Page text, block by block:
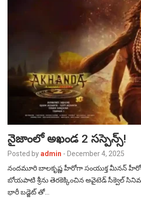
నైజాంలో అఖండ 2 సస్పెన్స్!
Posted byadmin - December 4, 2025
నందమూరి బాలకృష్ణ హీరోగా సంయుక్త మీనన్
బోయపాటి శ్రీను తెరకెక్కించిన అవైటెడ్ సీక్వెల్
భారీ బడ్జెట్ తో…